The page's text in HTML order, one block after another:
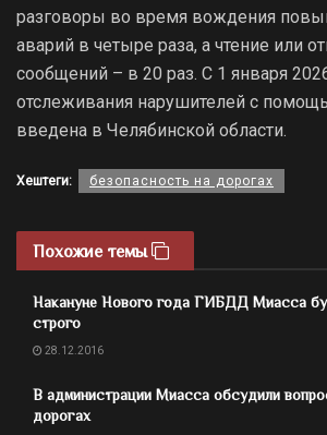
разговоры во время вождения
аварий в четыре раза, а чтение или
сообщений – в 20 раз. С 1 января
отслеживания нарушителей с
введена в Челябинской области.
Хештеги: безопасность на дорогах
Похожие темы
Накануне Нового года ГИБДД Миасса
строго
28.12.2016
В администрации Миасса обсудили
дорогах